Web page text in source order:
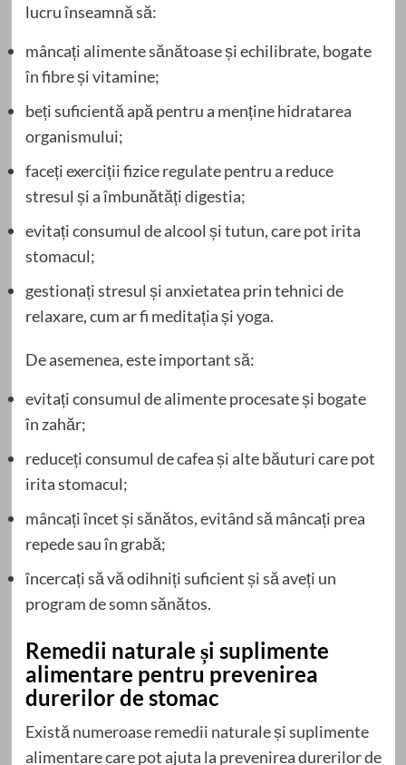
lucru înseamnă să:
mâncați alimente sănătoase și echilibrate, bogate
în fibre și vitamine;
beți suficientă apă pentru a menține hidratarea
organismului;
faceți exerciții fizice regulate pentru a reduce
stresul și a îmbunătăți digestia;
evitați consumul de alcool și tutun, care pot irita
stomacul;
gestionați stresul și anxietatea prin tehnici de
relaxare, cum ar fi meditația și yoga.
De asemenea, este important să:
evitați consumul de alimente procesate și bogate
în zahăr;
reduceți consumul de cafea și alte băuturi care pot
irita stomacul;
mâncați încet și sănătos, evitând să mâncați prea
repede sau în grabă;
încercați să vă odihniți suficient și să aveți un
program de somn sănătos.
Remedii naturale și suplimente
alimentare pentru prevenirea
durerilor de stomac
Există numeroase remedii naturale și suplimente
alimentare care pot ajuta la prevenirea durerilor de